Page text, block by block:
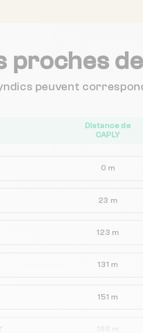
proches de
peuvent
Distance de
CAPLY
0 m
23 m
123 m
131 m
151 m
166 m